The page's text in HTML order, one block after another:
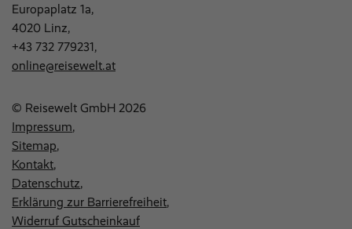
Europaplatz 1a,
4020 Linz,
+43 732 779231,
online@reisewelt.at
© Reisewelt GmbH 2026
Impressum
Sitemap
Kontakt
Datenschutz
Erklärung zur Barrierefreiheit
Widerruf Gutscheinkauf